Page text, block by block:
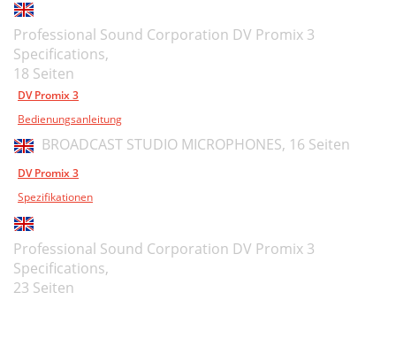
Professional Sound Corporation DV Promix 3
Specifications,
18 Seiten
DV Promix 3
Bedienungsanleitung
BROADCAST STUDIO MICROPHONES, 16 Seiten
DV Promix 3
Spezifikationen
Professional Sound Corporation DV Promix 3
Specifications,
23 Seiten